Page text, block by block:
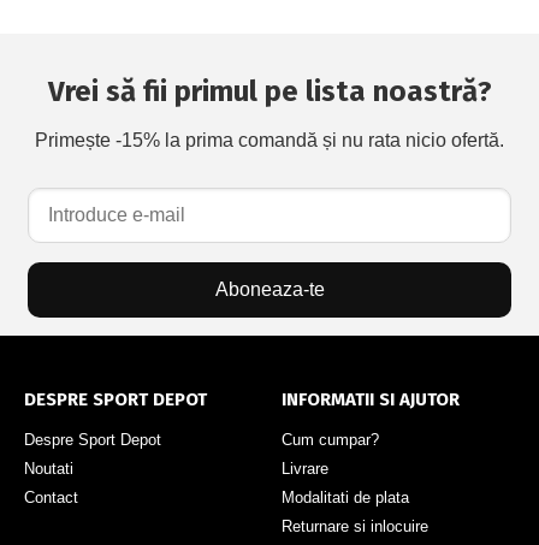
Vrei să fii primul pe lista noastră?
Primește -15% la prima comandă și nu rata nicio ofertă.
Aboneaza-te
DESPRE SPORT DEPOT
Despre Sport Depot
Noutati
Contact
INFORMATII SI AJUTOR
Cum cumpar?
Livrare
Modalitati de plata
Returnare si inlocuire